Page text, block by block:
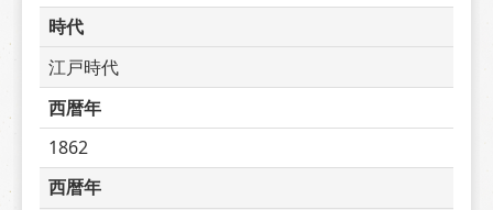
時代
江戸時代
西暦年
1862
西暦年